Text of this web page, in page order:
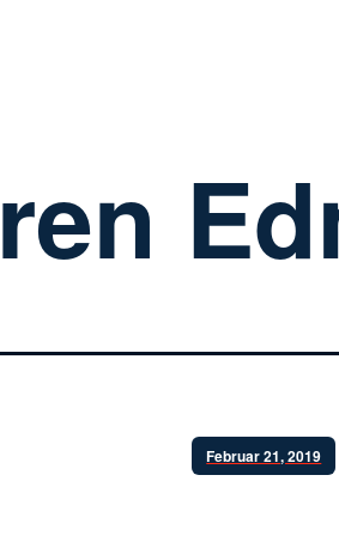
Februar 21, 2019